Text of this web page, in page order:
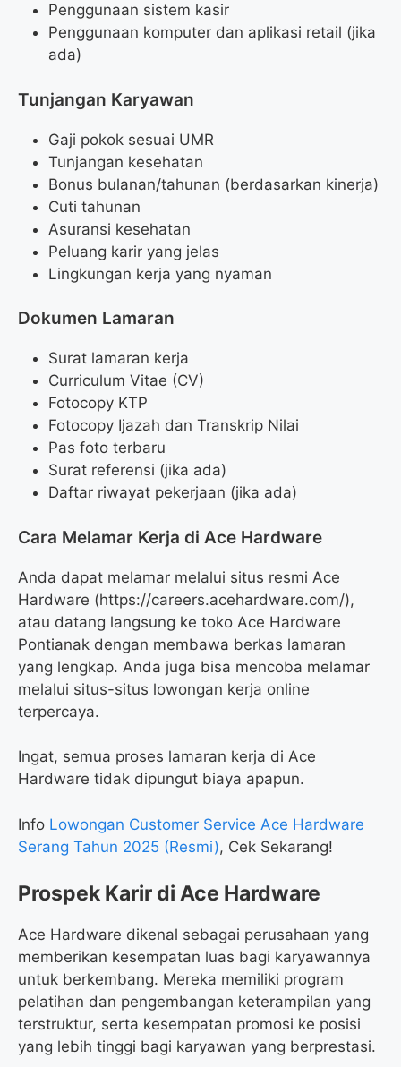
Penggunaan sistem kasir
Penggunaan komputer dan aplikasi retail (jika
ada)
Tunjangan Karyawan
Gaji pokok sesuai UMR
Tunjangan kesehatan
Bonus bulanan/tahunan (berdasarkan kinerja)
Cuti tahunan
Asuransi kesehatan
Peluang karir yang jelas
Lingkungan kerja yang nyaman
Dokumen Lamaran
Surat lamaran kerja
Curriculum Vitae (CV)
Fotocopy KTP
Fotocopy Ijazah dan Transkrip Nilai
Pas foto terbaru
Surat referensi (jika ada)
Daftar riwayat pekerjaan (jika ada)
Cara Melamar Kerja di Ace Hardware
Anda dapat melamar melalui situs resmi Ace
Hardware (https://careers.acehardware.com/),
atau datang langsung ke toko Ace Hardware
Pontianak dengan membawa berkas lamaran
yang lengkap. Anda juga bisa mencoba melamar
melalui situs-situs lowongan kerja online
terpercaya.
Ingat, semua proses lamaran kerja di Ace
Hardware tidak dipungut biaya apapun.
Info Lowongan Customer Service Ace Hardware
Serang Tahun 2025 (Resmi), Cek Sekarang!
Prospek Karir di Ace Hardware
Ace Hardware dikenal sebagai perusahaan yang
memberikan kesempatan luas bagi karyawannya
untuk berkembang. Mereka memiliki program
pelatihan dan pengembangan keterampilan yang
terstruktur, serta kesempatan promosi ke posisi
yang lebih tinggi bagi karyawan yang berprestasi.